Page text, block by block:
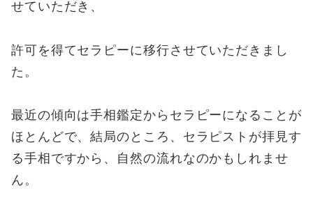
せていただき、
許可を得てセラピーに移行させていただきまし
た。
最近の傾向は手相鑑定からセラピーになることが
ほとんどで、結局のところ、セラピストが拝見す
る手相ですから、自然の流れなのかもしれませ
ん。